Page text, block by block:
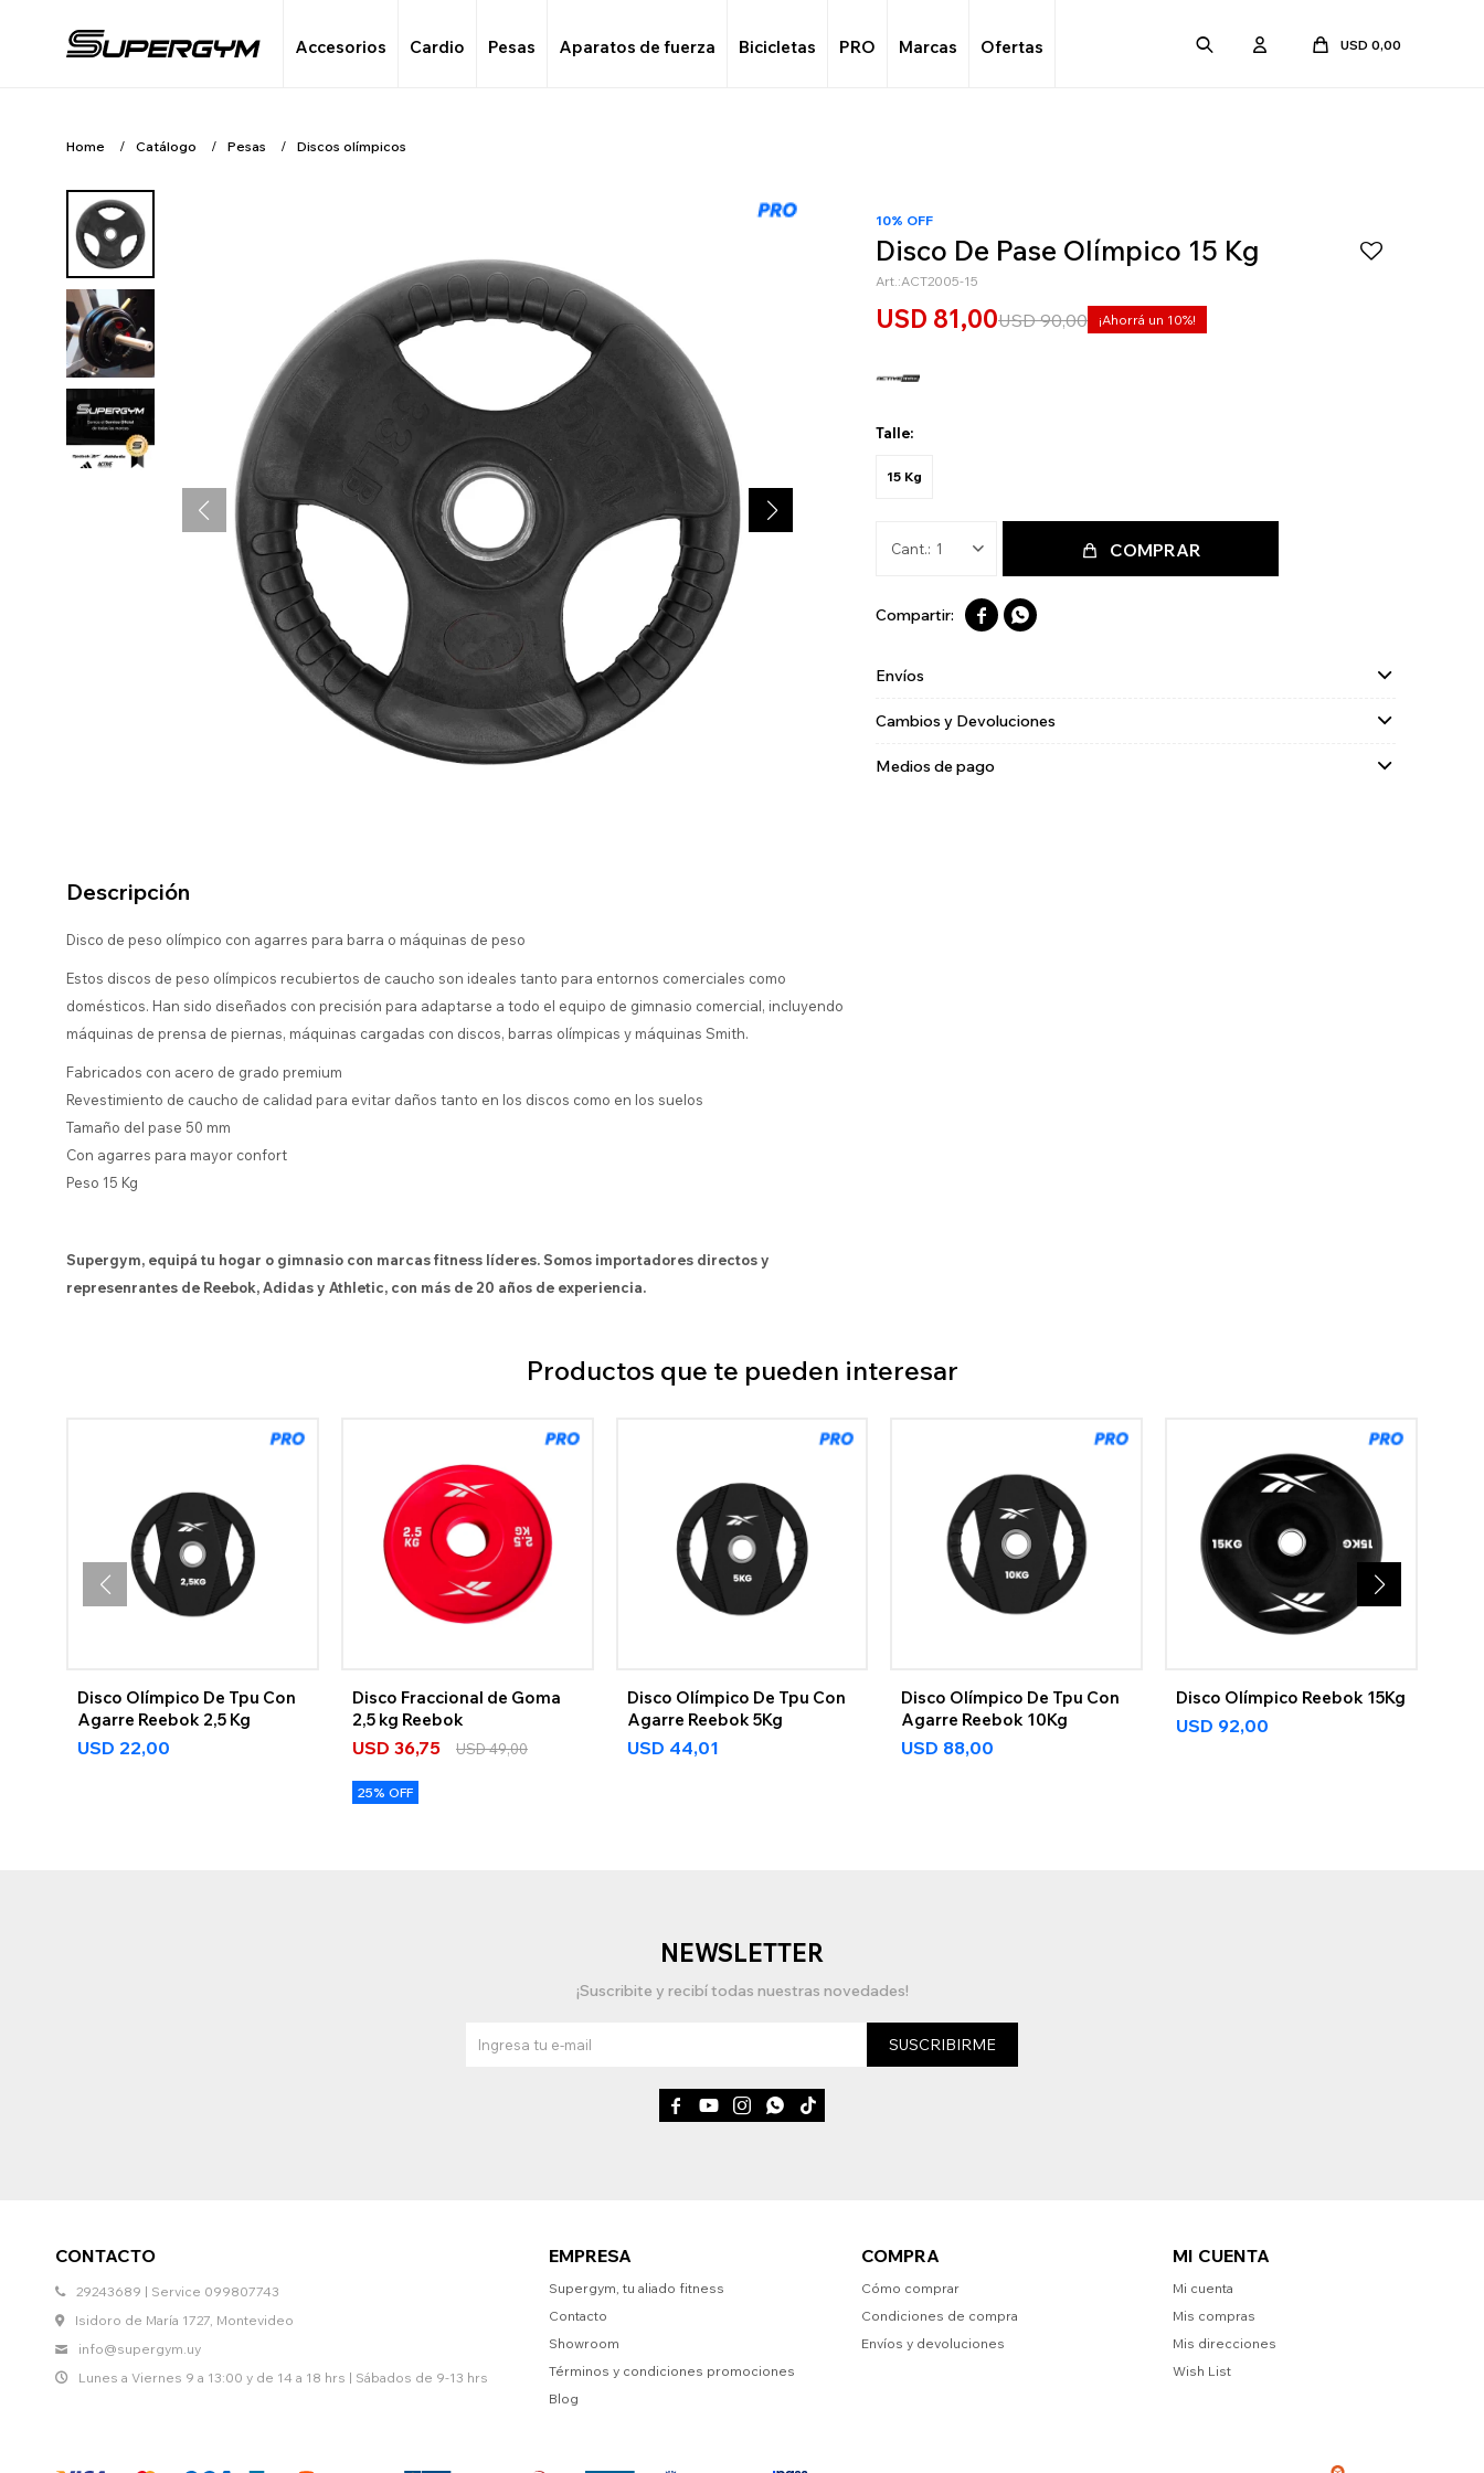
Accesorios Cardio Pesas Aparatos de fuerza Bicicletas PRO Marcas Ofertas USD 0,00
Home Catálogo Pesas Discos olímpicos
10% OFF
Disco De Pase Olímpico 15 Kg
ACT2005-15
USD 81,00USD 90,00 10
Talle:
15 Kg
1 COMPRAR
 
Envíos
Cambios y Devoluciones
Medios de pago
Descripción
Disco de peso olímpico con agarres para barra o máquinas de peso
Estos discos de peso olímpicos recubiertos de caucho son ideales tanto para entornos comerciales como
domésticos. Han sido diseñados con precisión para adaptarse a todo el equipo de gimnasio comercial, incluyendo
máquinas de prensa de piernas, máquinas cargadas con discos, barras olímpicas y máquinas Smith.
Fabricados con acero de grado premium
Revestimiento de caucho de calidad para evitar daños tanto en los discos como en los suelos
Tamaño del pase 50 mm
Con agarres para mayor confort
Peso 15 Kg
Supergym, equipá tu hogar o gimnasio con marcas fitness líderes. Somos importadores directos y
represenrantes de Reebok, Adidas y Athletic, con más de 20 años de experiencia.
Productos que te pueden interesar
Disco Olímpico De Tpu Con
Agarre Reebok 2,5 Kg
USD 22,00
Disco Fraccional de Goma
2,5 kg Reebok
USD 36,75 USD49,00
25% OFF
Disco Olímpico De Tpu Con
Agarre Reebok 5Kg
USD 44,01
Disco Olímpico De Tpu Con
Agarre Reebok 10Kg
USD 88,00
Disco Olímpico Reebok 15Kg
USD 92,00
CONTACTO
29243689 | Service 099807743
Isidoro de María 1727, Montevideo
info@supergym.uy
Lunes a Viernes 9 a 13:00 y de 14 a 18 hrs | Sábados de 9-13 hrs
EMPRESA
Supergym, tu aliado fitness
Contacto
Showroom
Términos y condiciones promociones
Blog
COMPRA
Cómo comprar
Condiciones de compra
Envíos y devoluciones
MI CUENTA
Mi cuenta
Mis compras
Mis direcciones
Wish List
NEWSLETTER
¡Suscribite y recibí todas nuestras novedades!
SUSCRIBIRME
    